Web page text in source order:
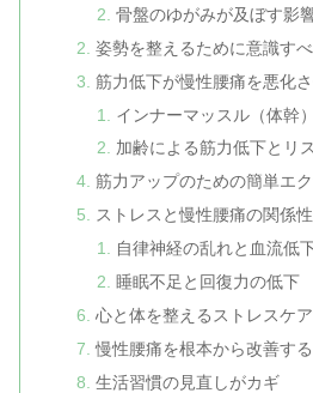
骨盤のゆがみが及ぼす影
姿勢を整えるために意識す
筋力低下が慢性腰痛を悪化
インナーマッスル（体幹
加齢による筋力低下とリ
筋力アップのための簡単エ
ストレスと慢性腰痛の関係
自律神経の乱れと血流低
睡眠不足と回復力の低下
心と体を整えるストレスケ
慢性腰痛を根本から改善す
生活習慣の見直しがカギ